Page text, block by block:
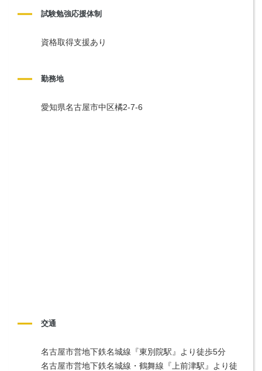
試験勉強応援体制
資格取得支援あり
勤務地
愛知県名古屋市中区橘2-7-6
交通
名古屋市営地下鉄名城線『東別院駅』より徒歩5分
名古屋市営地下鉄名城線・鶴舞線『上前津駅』より徒